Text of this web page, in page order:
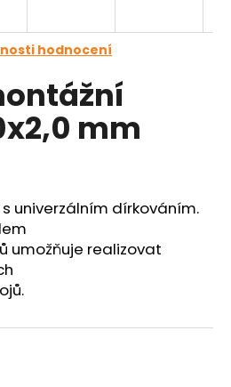
hodnocení
mm
univerzálním dírkováním.
umožňuje realizovat